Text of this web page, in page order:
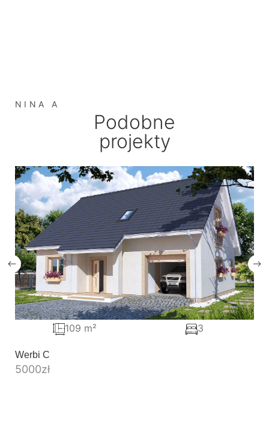
NINA A
Podobne
projekty
Werbi C
5000zł
109 m² 3